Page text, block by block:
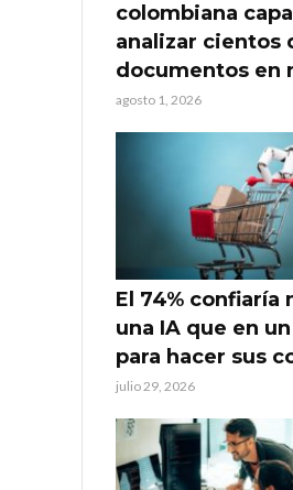
colombiana
analizar cientos
documentos en
agosto 1, 2026
El 74% confiaría
una IA que en
para hacer sus
julio 29, 2026